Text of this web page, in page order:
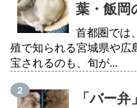
葉・飯岡
首都圏では
殖で知られる宮城県や広
宝されるのも、旬が...
「バー